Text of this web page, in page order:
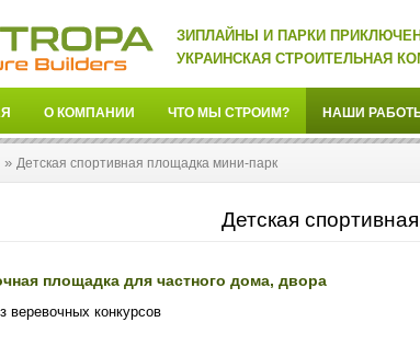
ЗИПЛАЙНЫ И ПАРКИ
УКРАИНСКАЯ СТРОИТЕЛЬНАЯ
О КОМПАНИИ ЧТО МЫ СТРОИМ? НАШИ
» Детская спортивная площадка мини-парк
Детская
площадка для частного дома, двора
веревочных конкурсов